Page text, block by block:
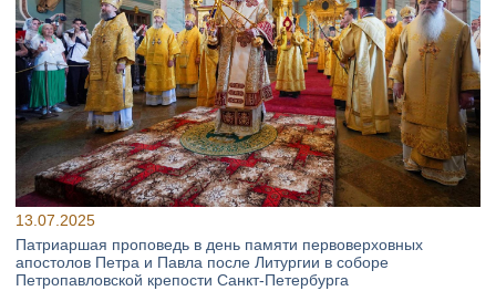
13.07.2025
Патриаршая проповедь в день памяти первоверховных
апостолов Петра и Павла после Литургии в соборе
Петропавловской крепости Санкт-Петербурга